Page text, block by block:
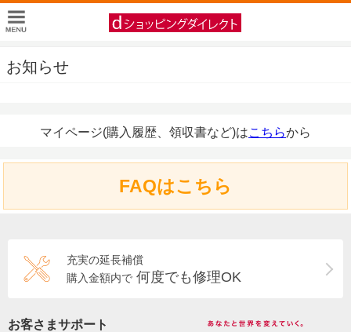
お知らせ
マイページ(購入履歴、領収書など)はこちらから
FAQはこちら
充実の延長補償
購入金額内で 何度でも修理OK
お客さまサポート